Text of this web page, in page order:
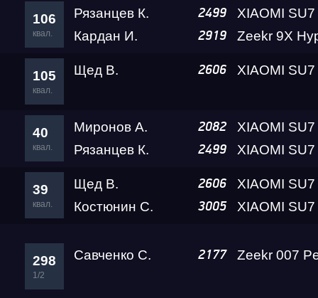
106
квал.
Рязанцев К. 2499
Кардан И. 2919
105
квал.
Щед В. 2606
40
квал.
Миронов А. 2082
Рязанцев К. 2499
39
квал.
Щед В. 2606
Костюнин С. 3005
298
1/2
Савченко С. 2177